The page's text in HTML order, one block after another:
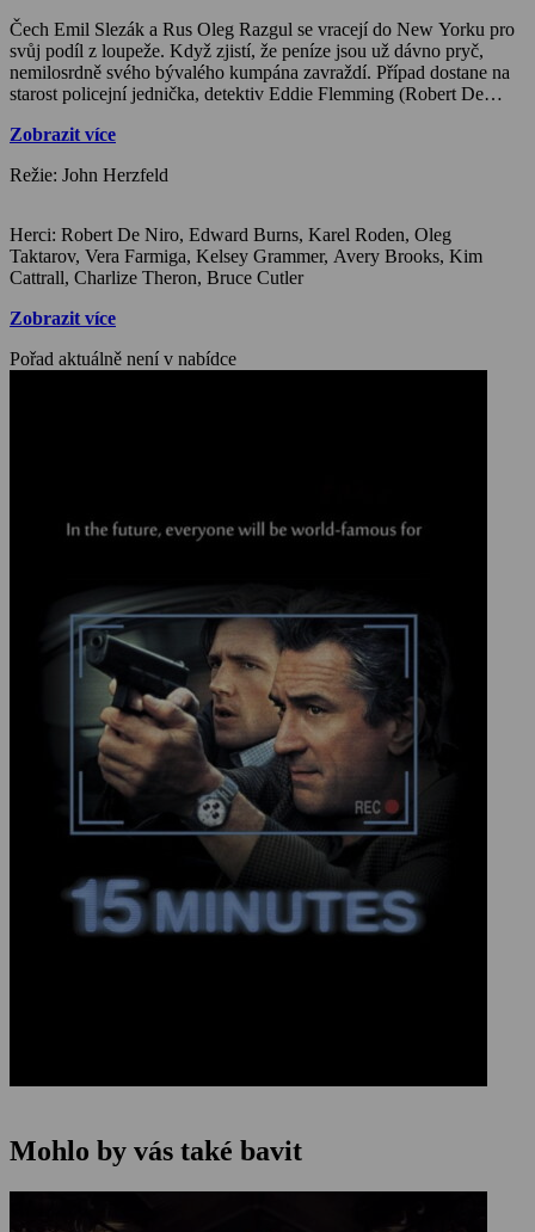
Čech Emil Slezák a Rus Oleg Razgul se vracejí do New Yorku pro
svůj podíl z loupeže. Když zjistí, že peníze jsou už dávno pryč,
nemilosrdně svého bývalého kumpána zavraždí. Případ dostane na
starost policejní jednička, detektiv Eddie Flemming (Robert De
Vše komplikuje fakt, že Oleg si vraždu natočil na ukradenou
nezastaví před ničím, se totiž může stát mediální hvězdou i masový
herců v zahraničí, skvělého Karla Rodena.
Zobrazit více
Režie: John Herzfeld
Herci: Robert De Niro, Edward Burns, Karel Roden, Oleg
Taktarov, Vera Farmiga, Kelsey Grammer, Avery Brooks, Kim
Cattrall, Charlize Theron, Bruce Cutler
Zobrazit více
Pořad aktuálně není v nabídce
Mohlo by vás také bavit